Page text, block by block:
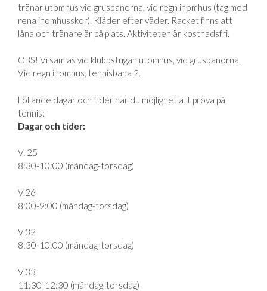
tränar utomhus vid grusbanorna, vid regn inomhus (tag med
rena inomhusskor). Kläder efter väder. Racket finns att
låna och tränare är på plats. Aktiviteten är kostnadsfri.
OBS! Vi samlas vid klubbstugan utomhus, vid grusbanorna.
Vid regn inomhus, tennisbana 2.
Följande dagar och tider har du möjlighet att prova på
tennis:
Dagar och tider:
V. 25
8:30-10:00 (måndag-torsdag)
V.26
8:00-9:00 (måndag-torsdag)
V.32
8:30-10:00 (måndag-torsdag)
V.33
11:30-12:30 (måndag-torsdag)